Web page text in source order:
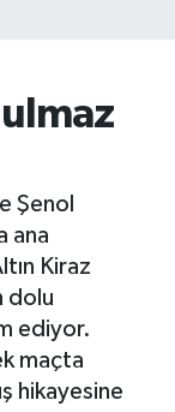
Şenol
ana
Kiraz
dolu
ediyor.
maçta
hikayesine